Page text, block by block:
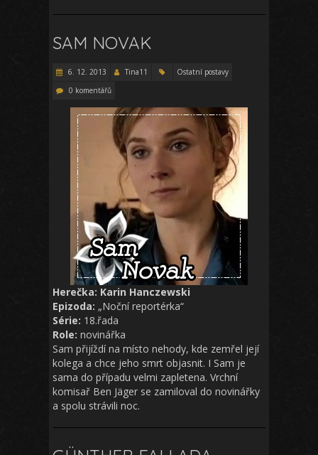
SAM NOVAK
6. 12. 2013 Tina11
Ostatní postavy
0 komentářů
Herečka: Karin Hanczewski
Epizoda: „Noční reportérka“
Série: 18.řada
Role: novinářka
Sam přijíždí na místo nehody, kde zemřel její
kolega a chce jeho smrt objasnit. I Sam je
sama do případu velmi zapletena. Vrchní
komisař Ben Jäger se zamiloval do novinářky
a spolu strávili noc.